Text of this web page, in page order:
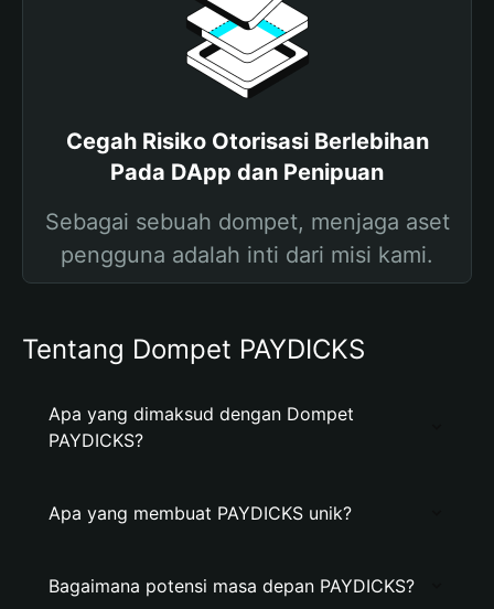
Cegah Risiko Otorisasi Berlebihan
Pada DApp dan Penipuan
Sebagai sebuah dompet, menjaga aset
pengguna adalah inti dari misi kami.
Tentang Dompet PAYDICKS
Apa yang dimaksud dengan Dompet
PAYDICKS?
Apa yang membuat PAYDICKS unik?
Bagaimana potensi masa depan PAYDICKS?